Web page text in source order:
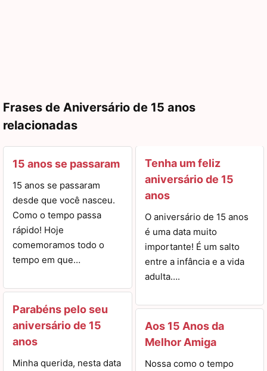
Frases de Aniversário de 15 anos
relacionadas
15 anos se passaram
15 anos se passaram
desde que você nasceu.
Como o tempo passa
rápido! Hoje
comemoramos todo o
tempo em que…
Parabéns pelo seu
aniversário de 15
anos
Minha querida, nesta data
Tenha um feliz
aniversário de 15
anos
O aniversário de 15 anos
é uma data muito
importante! É um salto
entre a infância e a vida
adulta….
Aos 15 Anos da
Melhor Amiga
Nossa como o tempo